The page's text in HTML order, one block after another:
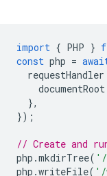
import { PHP }
const php =
requestHandler
documentRoot
},
});
// Create and
php .mkdirTree( '/
php .writeFile( '/